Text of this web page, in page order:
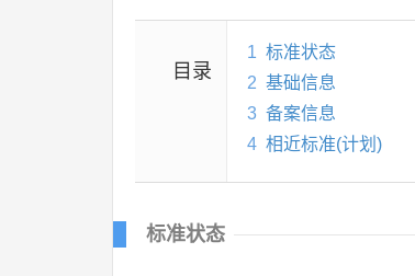
目录
1 标准状态
2 基础信息
3 备案信息
4 相近标准(计划)
标准状态